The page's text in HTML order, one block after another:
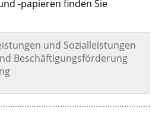
-papieren finden Sie
und Sozialleistungen
Beschäftigungsförderung